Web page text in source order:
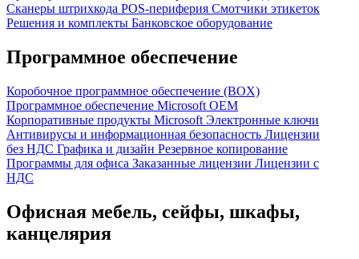
Сканеры штрихкода POS-периферия Смотчики этикеток
Решения и комплекты Банковское оборудование
Программное обеспечение
Коробочное программное обеспечение (BOX)
Программное обеспечение Microsoft OEM
Корпоративные продукты Microsoft Электронные ключи
Антивирусы и информационная безопасность Лицензии
без НДС Графика и дизайн Резервное копирование
Программы для офиса Заказанные лицензии Лицензии с
НДС
Офисная мебель, сейфы, шкафы,
канцелярия